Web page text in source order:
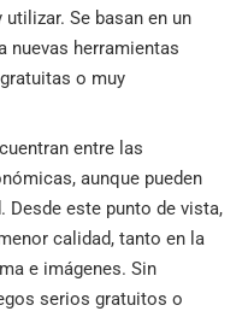
Se basan en un
nuevas herramientas
o muy
entre las
aunque pueden
Desde este punto de vista,
calidad, tanto en la
e imágenes. Sin
serios gratuitos o